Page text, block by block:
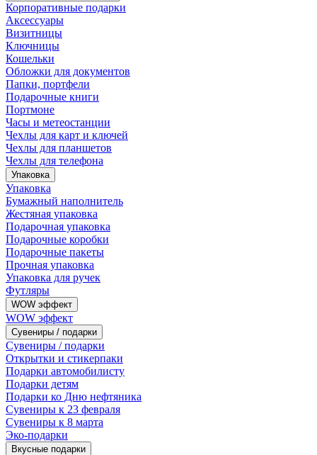
Корпоративные подарки
Аксессуары
Визитницы
Ключницы
Кошельки
Обложки для документов
Папки, портфели
Подарочные книги
Портмоне
Часы и метеостанции
Чехлы для карт и ключей
Чехлы для планшетов
Чехлы для телефона
Упаковка
Упаковка
Бумажный наполнитель
Жестяная упаковка
Подарочная упаковка
Подарочные коробки
Подарочные пакеты
Прочная упаковка
Упаковка для ручек
Футляры
WOW эффект
WOW эффект
Сувениры / подарки
Сувениры / подарки
Открытки и стикерпаки
Подарки автомобилисту
Подарки детям
Подарки ко Дню нефтяника
Сувениры к 23 февраля
Сувениры к 8 марта
Эко-подарки
Вкусные подарки